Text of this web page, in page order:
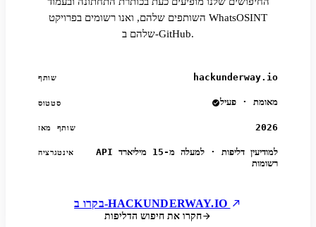
השותפים שלהם, ואנו רשומים בפרויקט WhatsOSINT
שלהם ב-GitHub.
שותף hackunderway.io
סטטוס מאומת · פעיל
שותף מאז 2026
אינטגרציה
API למודיעין דליפות · למעלה מ-15 מיליארד
רשומות
בקרו ב-HACKUNDERWAY.IO
חקרו את חיפוש הדליפות